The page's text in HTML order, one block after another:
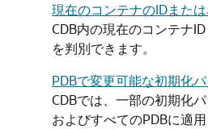
現在のコンテナのIDまた
CDB内の現在のコンテナ
を判別できます。
PDBで変更可能な初期化
CDBでは、一部の初期化
およびすべてのPDBに適